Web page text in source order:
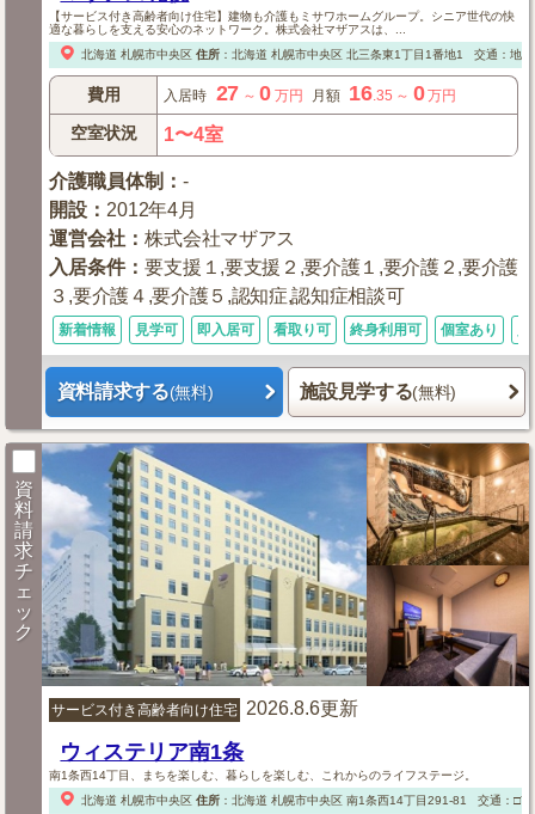
【サービス付き高齢者向け住宅】建物も介護もミサワホームグループ。シニア世代の快
適な暮らしを支える安心のネットワーク。株式会社マザアスは、...
北海道 札幌市中央区 住所： 北海道 札幌市中央区北三条東1丁目1番地1 交通：地
費用 入居時 27 ～0 万円 月額 16.35 ～ 0万円
空室状況 1〜4室
介護職員体制 ：-
開設 ： 2012年4月
運営会社 ：株式会社マザアス
入居条件：要支援１,要支援２,要介護１,要介護２,要介護
３,要介護４,要介護５,認知症,認知症相談可
新着情報 見学可 即入居可 看取り可 終身利用可 個室あり
資料請求する(無料) 施設見学する(無料)
資
料
請
求
チ
ェ
ッ
ク
サービス付き高齢者向け住宅 2026.8.6更新
ウィステリア南1条
南1条西14丁目、まちを楽しむ、暮らしを楽しむ、これからのライフステージ。
北海道 札幌市中央区 住所： 北海道 札幌市中央区南1条西14丁目291-81 交通：□